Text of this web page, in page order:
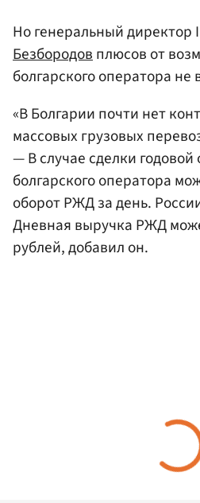
Но генеральный директор
Безбородовплюсов от
болгарского оператора не
«В Болгарии почти нет
массовых грузовых
— В случае сделки годовой
болгарского оператора
оборот РЖД за день.
Дневная выручка РЖД
рублей, добавил он.